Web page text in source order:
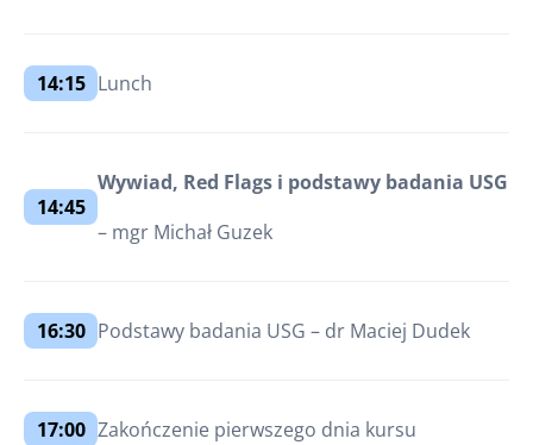
14:15 Lunch
14:45
Wywiad, Red Flags i podstawy badania USG
– mgr Michał Guzek
16:30 Podstawy badania USG – dr Maciej Dudek
17:00 Zakończenie pierwszego dnia kursu